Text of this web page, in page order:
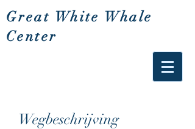
Great White Whale
Center
Wegbeschrijving